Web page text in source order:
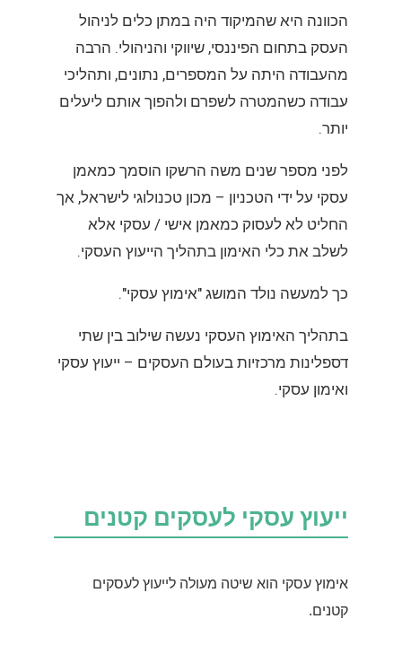
הכוונה היא שהמיקוד היה במתן כלים לניהול
העסק בתחום הפיננסי, שיווקי והניהולי. הרבה
מהעבודה היתה על המספרים, נתונים, ותהליכי
עבודה כשהמטרה לשפרם ולהפוך אותם ליעלים
יותר.
לפני מספר שנים משה הרשקו הוסמך כמאמן
עסקי על ידי הטכניון – מכון טכנולוגי לישראל, אך
החליט לא לעסוק כמאמן אישי / עסקי אלא
לשלב את כלי האימון בתהליך הייעוץ העסקי.
כך למעשה נולד המושג "אימוץ עסקי".
בתהליך האימוץ העסקי נעשה שילוב בין שתי
דספלינות מרכזיות בעולם העסקים – ייעוץ עסקי
ואימון עסקי.
ייעוץ עסקי לעסקים קטנים
אימוץ עסקי הוא שיטה מעולה לייעוץ לעסקים
קטנים.